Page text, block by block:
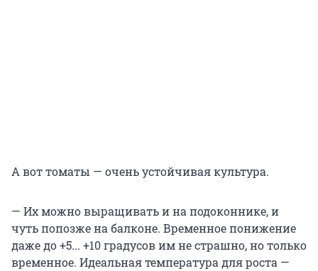
А вот томаты — очень устойчивая культура.
— Их можно выращивать и на подоконнике, и
чуть попозже на балконе. Временное понижение
даже до +5... +10 градусов им не страшно, но только
временное. Идеальная температура для роста —